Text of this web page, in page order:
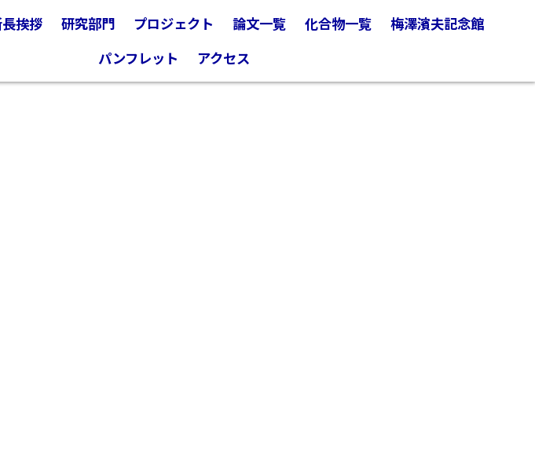
挨拶 研究部門 プロジェクト 論文一覧 化合物一覧
梅澤濱夫記念館
パンフレット
アクセス